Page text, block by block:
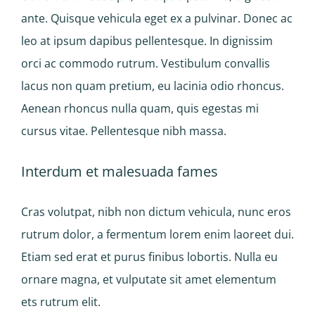
ante. Quisque vehicula eget ex a pulvinar. Donec ac
leo at ipsum dapibus pellentesque. In dignissim
orci ac commodo rutrum. Vestibulum convallis
lacus non quam pretium, eu lacinia odio rhoncus.
Aenean rhoncus nulla quam, quis egestas mi
cursus vitae. Pellentesque nibh massa.
Interdum et malesuada fames
Cras volutpat, nibh non dictum vehicula, nunc eros
rutrum dolor, a fermentum lorem enim laoreet dui.
Etiam sed erat et purus finibus lobortis. Nulla eu
ornare magna, et vulputate sit amet elementum
ets rutrum elit.